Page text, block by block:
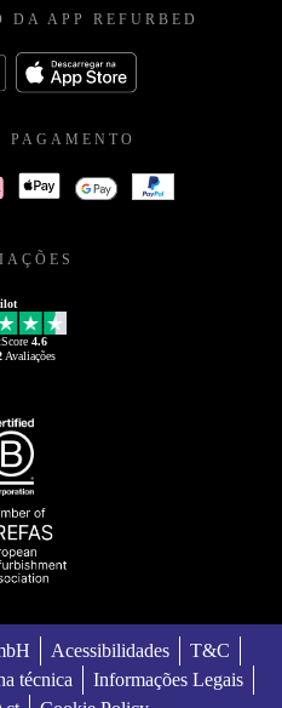
DA APP REFURBED
PAGAMENTO
4.6
Avaliações
Acessibilidades
T&C
técnica
Informações Legais